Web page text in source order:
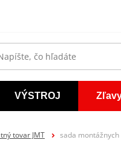
VÝSTROJ
tovar JMT sada montážnych